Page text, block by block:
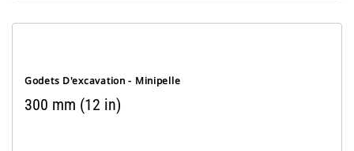
Godets D'excavation - Minipelle
300 mm (12 in)